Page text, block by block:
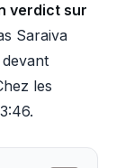
verdict sur
Saraiva
les